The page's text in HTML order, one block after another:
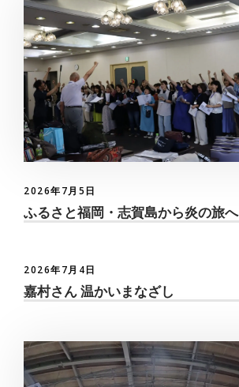
2026年7月5日
ふるさと福岡・志賀島から炎の旅へ
2026年7月4日
嘉村さん 温かいまなざし